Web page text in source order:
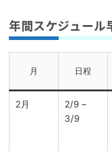
年間スケジュール
月 日程
2月
2/9 –
3/9